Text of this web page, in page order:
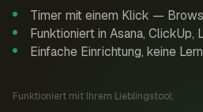
Timer mit einem Klick —
Funktioniert in Asana, ClickUp,
Einfache Einrichtung, keine
Funktioniert mit Ihrem Lieblingstool: